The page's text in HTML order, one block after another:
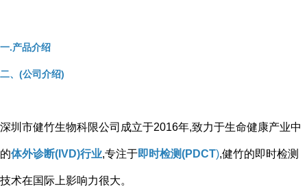
一.产品介绍
二、(公司介绍)
深圳市健竹生物科限公司成立于2016年,致力于生命健康产业中
的体外诊断(IVD)行业,专注于即时检测(PDCT),健竹的即时检测
技术在国际上影响力很大。